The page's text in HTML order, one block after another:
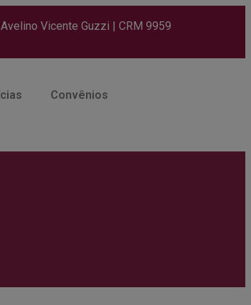
Vicente Guzzi | CRM 9959
Convênios